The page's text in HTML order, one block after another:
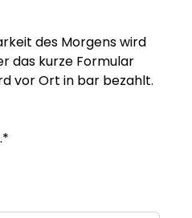
des Morgens wird
das kurze Formular
vor Ort in bar bezahlt.
*